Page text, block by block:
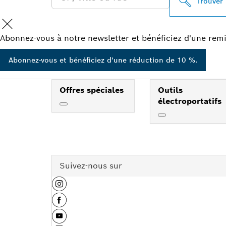
Abonnez-vous à notre newsletter et bénéficiez d'une
Abonnez-vous et bénéficiez d'une réduction de 10 %.
Offres spéciales
Outils
électroportatifs
Suivez-nous sur